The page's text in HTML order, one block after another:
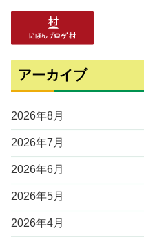
アーカイブ
2026年8月
2026年7月
2026年6月
2026年5月
2026年4月